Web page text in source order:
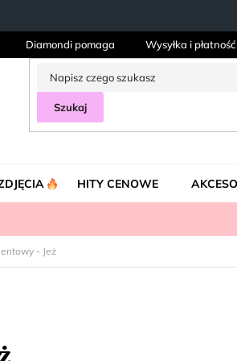
Diamondi pomaga Wysyłka i płatność
Szukaj
HITY CENOWE
- Jeż